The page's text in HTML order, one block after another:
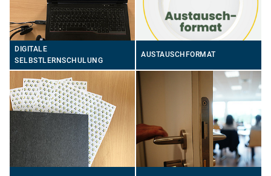
DIGITALE
SELBSTLERNSCHULUNG
AUSTAUSCHFORMAT